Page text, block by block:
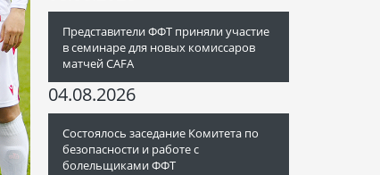
Представители ФФТ приняли участие
в семинаре для новых комиссаров
матчей CAFA
04.08.2026
Состоялось заседание Комитета по
безопасности и работе с
болельщиками ФФТ